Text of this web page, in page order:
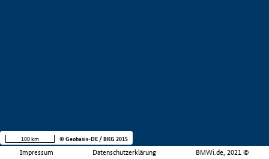
Impressum Datenschutzerklärung BMWi.de, 2021 ©
100 km © Geobasis-DE / BKG 2015